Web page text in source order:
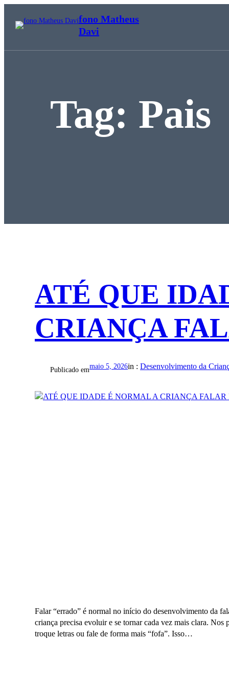
para
fono Matheus
Davi
Tag: Pais
ATÉ QUE
CRIANÇA
Publicado emmaio 5, 2026in : Desenvolvimento da
Falar “errado” é normal no início do desenvolvimento da
criança precisa evoluir e se tornar cada vez mais clara.
troque letras ou fale de forma mais “fofa”. Isso…